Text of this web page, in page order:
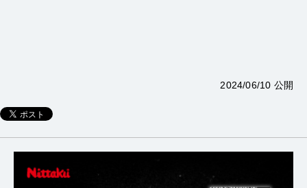
2024/06/10 公開